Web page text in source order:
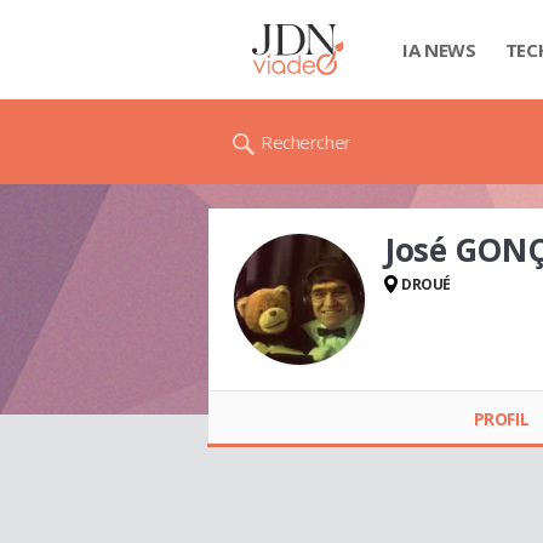
IA NEWS
Rechercher
José
DROUÉ
PROFIL